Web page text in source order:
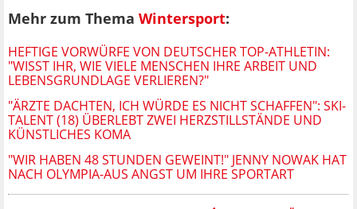
Mehr zum Thema Wintersport:
HEFTIGE VORWÜRFE VON DEUTSCHER TOP-ATHLETIN:
"WISST IHR, WIE VIELE MENSCHEN IHRE ARBEIT UND
LEBENSGRUNDLAGE VERLIEREN?"
"ÄRZTE DACHTEN, ICH WÜRDE ES NICHT SCHAFFEN": SKI-
TALENT (18) ÜBERLEBT ZWEI HERZSTILLSTÄNDE UND
KÜNSTLICHES KOMA
"WIR HABEN 48 STUNDEN GEWEINT!" JENNY NOWAK HAT
NACH OLYMPIA-AUS ANGST UM IHRE SPORTART